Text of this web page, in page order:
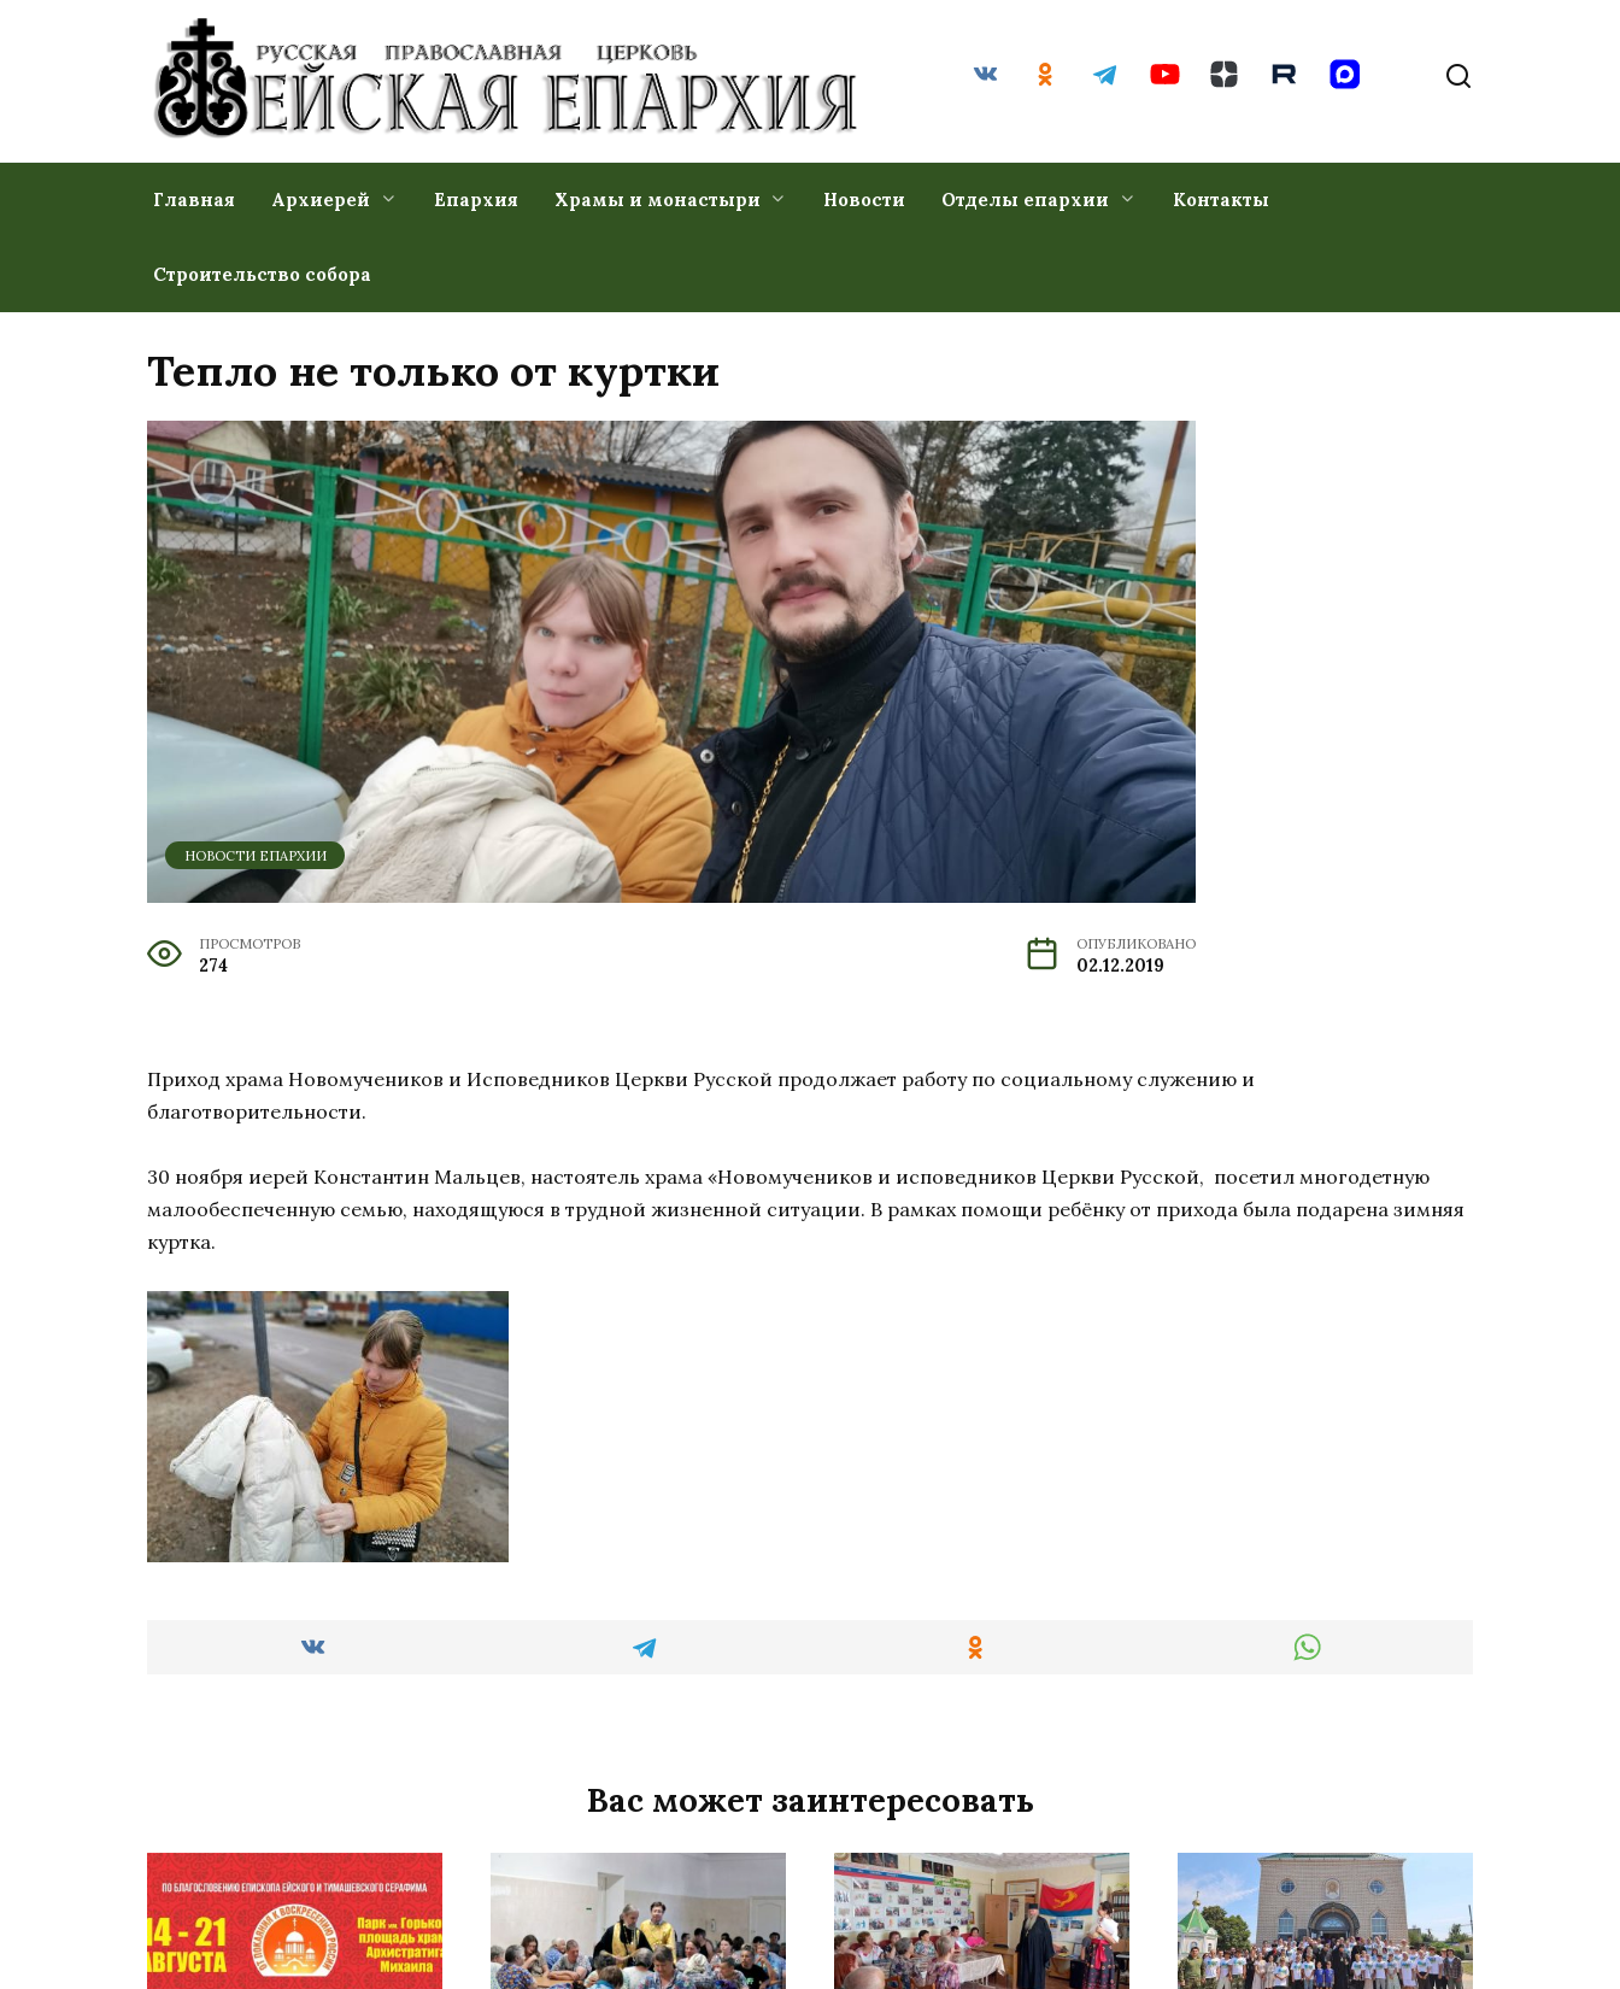
Главная Архиерей Епархия Храмы и монастыри Новости Отделы епархии Контакты
Строительство собора
Тепло не только от куртки
НОВОСТИ ЕПАРХИИ
ПРОСМОТРОВ
274
ОПУБЛИКОВАНО
02.12.2019
Приход храма Новомучеников и Исповедников Церкви Русской продолжает работу по социальному служению и
благотворительности.
30 ноября иерей Константин Мальцев, настоятель храма «Новомучеников и исповедников Церкви Русской, посетил многодетную
малообеспеченную семью, находящуюся в трудной жизненной ситуации. В рамках помощи ребёнку от прихода была подарена зимняя
куртка.
Вас может заинтересовать